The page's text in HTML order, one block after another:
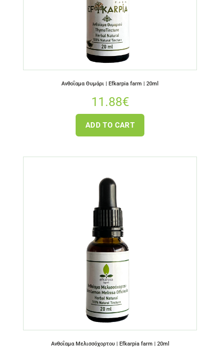
Ανθοΐαμα Θυμάρι | Efkarpia farm | 20ml
11.88€
ADD TO CART
Ανθοΐαμα Μελισσόχορτου | Efkarpia farm | 20ml